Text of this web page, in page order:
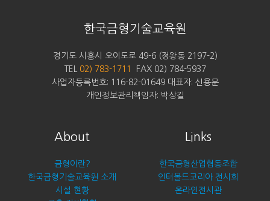
한국금형기술교육원
경기도 시흥시 오이도로 49-6 (정왕동 2197-2)
TEL
02) 783-1711
FAX 02) 784-5937
사업자등록번호: 116-82-01649 대표자: 신용문
개인정보관리책임자: 박상길
About
금형이란?
한국금형기술교육원 소개
시설 현황
Links
한국금형산업협동조합
인터몰드코리아 전시회
온라인전시관